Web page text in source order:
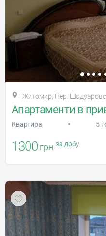
Житомир, Пер.
Апартаменти в
Квартира • 5
1300 грн за добу